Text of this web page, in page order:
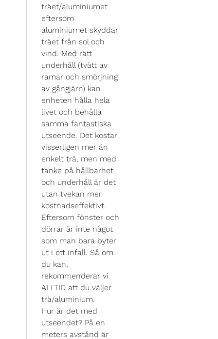
träet/aluminiumet
eftersom
aluminiumet skyddar
träet från sol och
vind. Med rätt
underhåll (tvätt av
ramar och smörjning
av gångjärn) kan
enheten hålla hela
livet och behålla
samma fantastiska
utseende. Det kostar
visserligen mer än
enkelt trä, men med
tanke på hållbarhet
och underhåll är det
utan tvekan mer
kostnadseffektivt.
Eftersom fönster och
dörrar är inte något
som man bara byter
ut i ett infall. Så om
du kan,
rekommenderar vi
ALLTID att du väljer
trä/aluminium.
Hur är det med
utseendet? På en
meters avstånd är